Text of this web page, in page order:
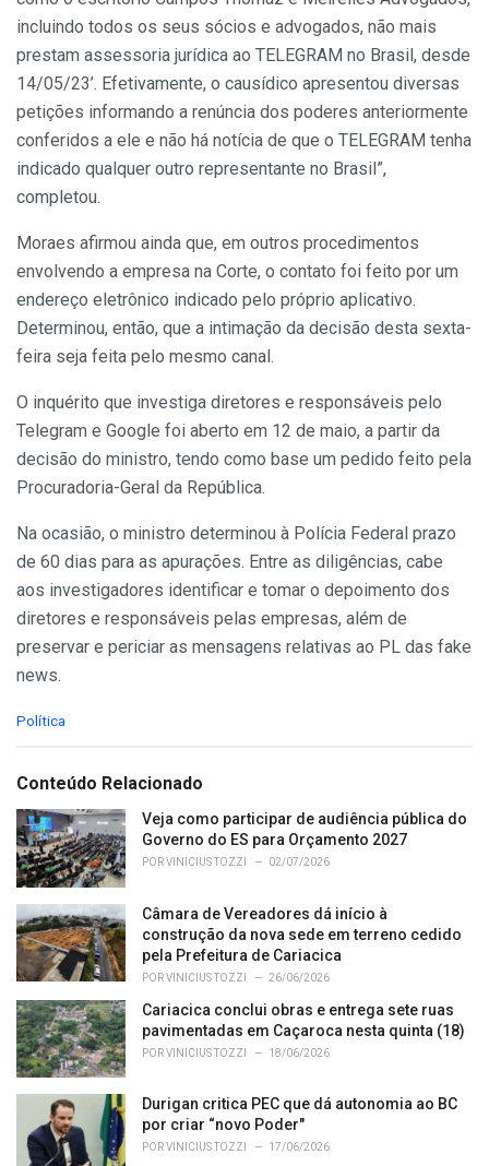
incluindo todos os seus sócios e advogados, não mais
prestam assessoria jurídica ao TELEGRAM no Brasil, desde
14/05/23’. Efetivamente, o causídico apresentou diversas
petições informando a renúncia dos poderes anteriormente
conferidos a ele e não há notícia de que o TELEGRAM tenha
indicado qualquer outro representante no Brasil”,
completou.
Moraes afirmou ainda que, em outros procedimentos
envolvendo a empresa na Corte, o contato foi feito por um
endereço eletrônico indicado pelo próprio aplicativo.
Determinou, então, que a intimação da decisão desta sexta-
feira seja feita pelo mesmo canal.
O inquérito que investiga diretores e responsáveis pelo
Telegram e Google foi aberto em 12 de maio, a partir da
decisão do ministro, tendo como base um pedido feito pela
Procuradoria-Geral da República.
Na ocasião, o ministro determinou à Polícia Federal prazo
de 60 dias para as apurações. Entre as diligências, cabe
aos investigadores identificar e tomar o depoimento dos
diretores e responsáveis pelas empresas, além de
preservar e periciar as mensagens relativas ao PL das fake
news.
C
e
o
r
i
e
:
Política
Conteúdo Relacionado
Veja como participar de audiência pública do
Governo do ES para Orçamento 2027
PORVINICIUS TOZZI 02/07/2026
Câmara de Vereadores dá início à
construção da nova sede em terreno cedido
pela Prefeitura de Cariacica
PORVINICIUS TOZZI 26/06/2026
Cariacica conclui obras e entrega sete ruas
pavimentadas em Caçaroca nesta quinta (18)
PORVINICIUS TOZZI 18/06/2026
Durigan critica PEC que dá autonomia ao BC
por criar “novo Poder"
PORVINICIUS TOZZI 17/06/2026